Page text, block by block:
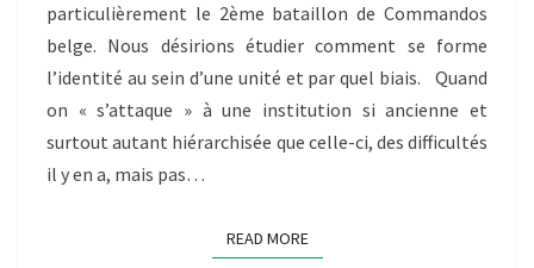
particulièrement le 2ème bataillon de Commandos
belge. Nous désirions étudier comment se forme
l’identité au sein d’une unité et par quel biais. Quand
on « s’attaque » à une institution si ancienne et
surtout autant hiérarchisée que celle-ci, des difficultés
il y en a, mais pas…
READ MOREREAD MORE